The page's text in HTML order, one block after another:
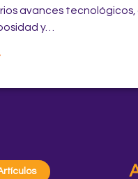
avances tecnológicos,
y…